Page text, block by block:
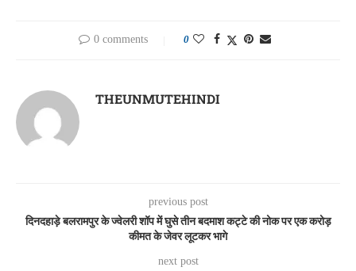
0 comments 0
THEUNMUTEHINDI
previous post
दिनदहाड़े बलरामपुर के ज्वेलरी शॉप में घुसे तीन बदमाश कट्टे की नोक पर एक करोड़
कीमत के जेवर लूटकर भागे
next post